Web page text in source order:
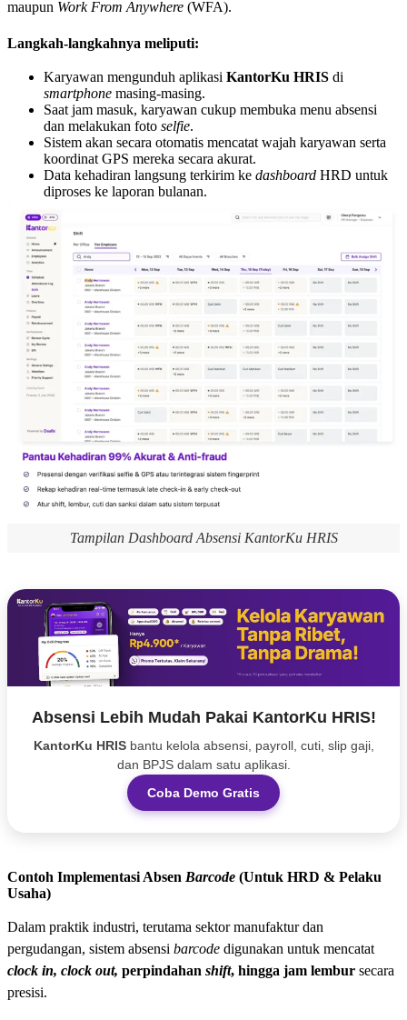
maupun Work From Anywhere (WFA).
Langkah-langkahnya meliputi:
Karyawan mengunduh aplikasi KantorKu HRIS di
smartphone masing-masing.
Saat jam masuk, karyawan cukup membuka menu absensi
dan melakukan foto selfie.
Sistem akan secara otomatis mencatat wajah karyawan serta
koordinat GPS mereka secara akurat.
Data kehadiran langsung terkirim ke dashboard HRD untuk
diproses ke laporan bulanan.
Tampilan Dashboard Absensi KantorKu HRIS
Absensi Lebih Mudah Pakai KantorKu HRIS!
KantorKu HRISbantu kelola absensi, payroll, cuti, slip gaji,
dan BPJS dalam satu aplikasi.
Coba Demo Gratis
Contoh Implementasi Absen Barcode (Untuk HRD & Pelaku
Usaha)
Dalam praktik industri, terutama sektor manufaktur dan
pergudangan, sistem absensi barcode digunakan untuk mencatat
clock in, clock out, perpindahan shift, hingga jam lembur secara
presisi.